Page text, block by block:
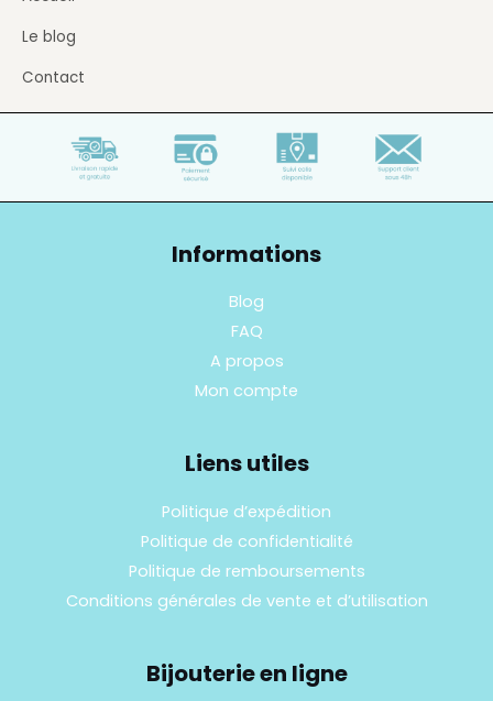
Le blog
Contact
Informations
Blog
FAQ
A propos
Mon compte
Liens utiles
Politique d’expédition
Politique de confidentialité
Politique de remboursements
Conditions générales de vente et d’utilisation
Bijouterie en ligne